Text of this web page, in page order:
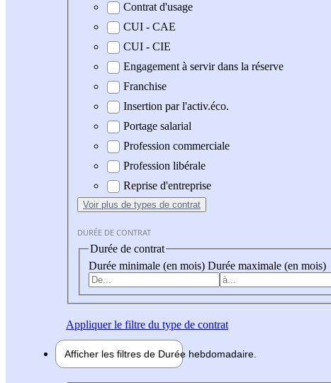
Contrat d'usage
CUI - CAE
CUI - CIE
Engagement à servir dans la réserve
Franchise
Insertion par l'activ.éco.
Portage salarial
Profession commerciale
Profession libérale
Reprise d'entreprise
Voir plus de types de contrat
DURÉE DE CONTRAT
Durée de contrat
Durée minimale (en mois) Durée maximale (en mois)
Appliquerle filtre du type de contrat
Afficher les filtres de Durée hebdomadaire